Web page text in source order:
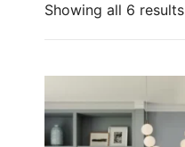
Showing all 6 results